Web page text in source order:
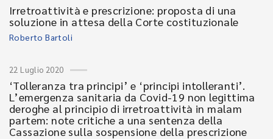
Irretroattività e prescrizione: proposta di una
soluzione in attesa della Corte costituzionale
Roberto Bartoli
22 Luglio 2020
‘Tolleranza tra principi’ e ‘principi intolleranti’.
L’emergenza sanitaria da Covid-19 non legittima
deroghe al principio di irretroattività in malam
partem: note critiche a una sentenza della
Cassazione sulla sospensione della prescrizione